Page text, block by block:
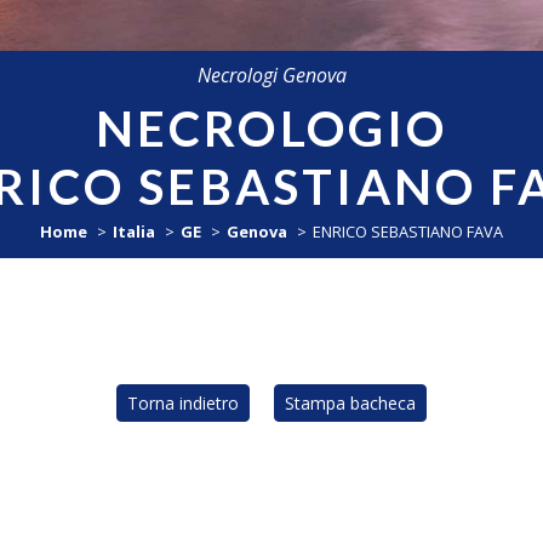
Necrologi Genova
NECROLOGIO
SEBASTIANO
Home Italia GE Genova ENRICO SEBASTIANO FAVA
Torna indietro Stampa bacheca